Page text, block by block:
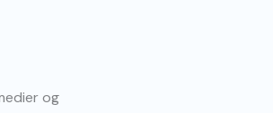
og